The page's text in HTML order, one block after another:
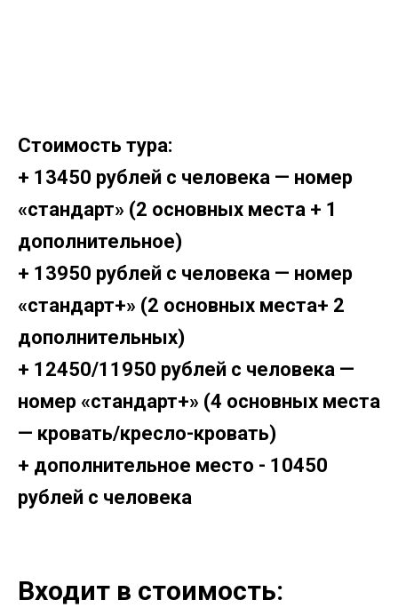
Стоимость тура:
+ 13450 рублей с человека — номер
«стандарт» (2 основных места + 1
дополнительное)
+ 13950 рублей с человека — номер
«стандарт+» (2 основных места+ 2
дополнительных)
+ 12450/11950 рублей с человека —
номер «стандарт+» (4 основных места
— кровать/кресло-кровать)
+ дополнительное место - 10450
рублей с человека
Входит в стоимость: